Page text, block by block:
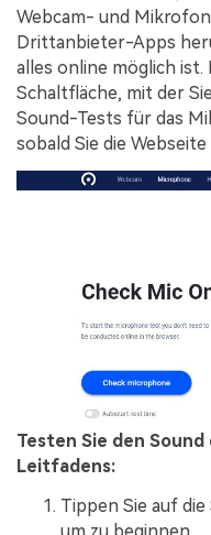
Webcam- und
Drittanbieter-Apps
alles online möglich ist.
Schaltfläche, mit der
Sound-Tests für das
sobald Sie die
Testen Sie den
Leitfadens:
Tippen Sie auf